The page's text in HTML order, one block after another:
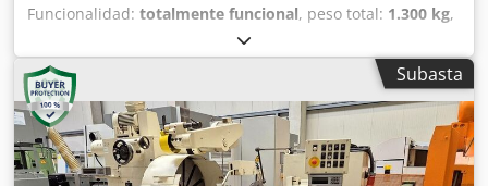
Funcionalidad: totalmente funcional, peso total: 1.300 kg,
, modelo de controlador:
longitud de la pieza (máx.):3.000 mm, paso de barra:60
mm, DETALLES TÉCNICOS Cjdpfx Afozqcv Tjtorf Longitud
máxima de la pieza de trabajo: 3.000 mm Diámetro del
canal guía: aprox. 60 mm DETALLES DE LA MÁQUINA Panel
de control: HBG 10 Potencia del motor: 2 kW Peso: 1.300 kg
Subasta